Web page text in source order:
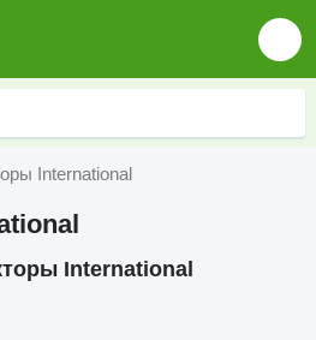
International
International